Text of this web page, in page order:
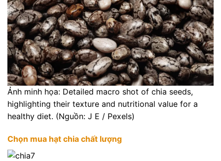
Ảnh minh họa: Detailed macro shot of chia seeds,
highlighting their texture and nutritional value for a
healthy diet. (Nguồn: J E / Pexels)
Chọn mua hạt chia chất lượng